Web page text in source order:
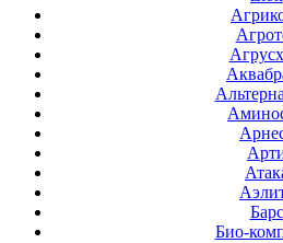
Барс
Био-